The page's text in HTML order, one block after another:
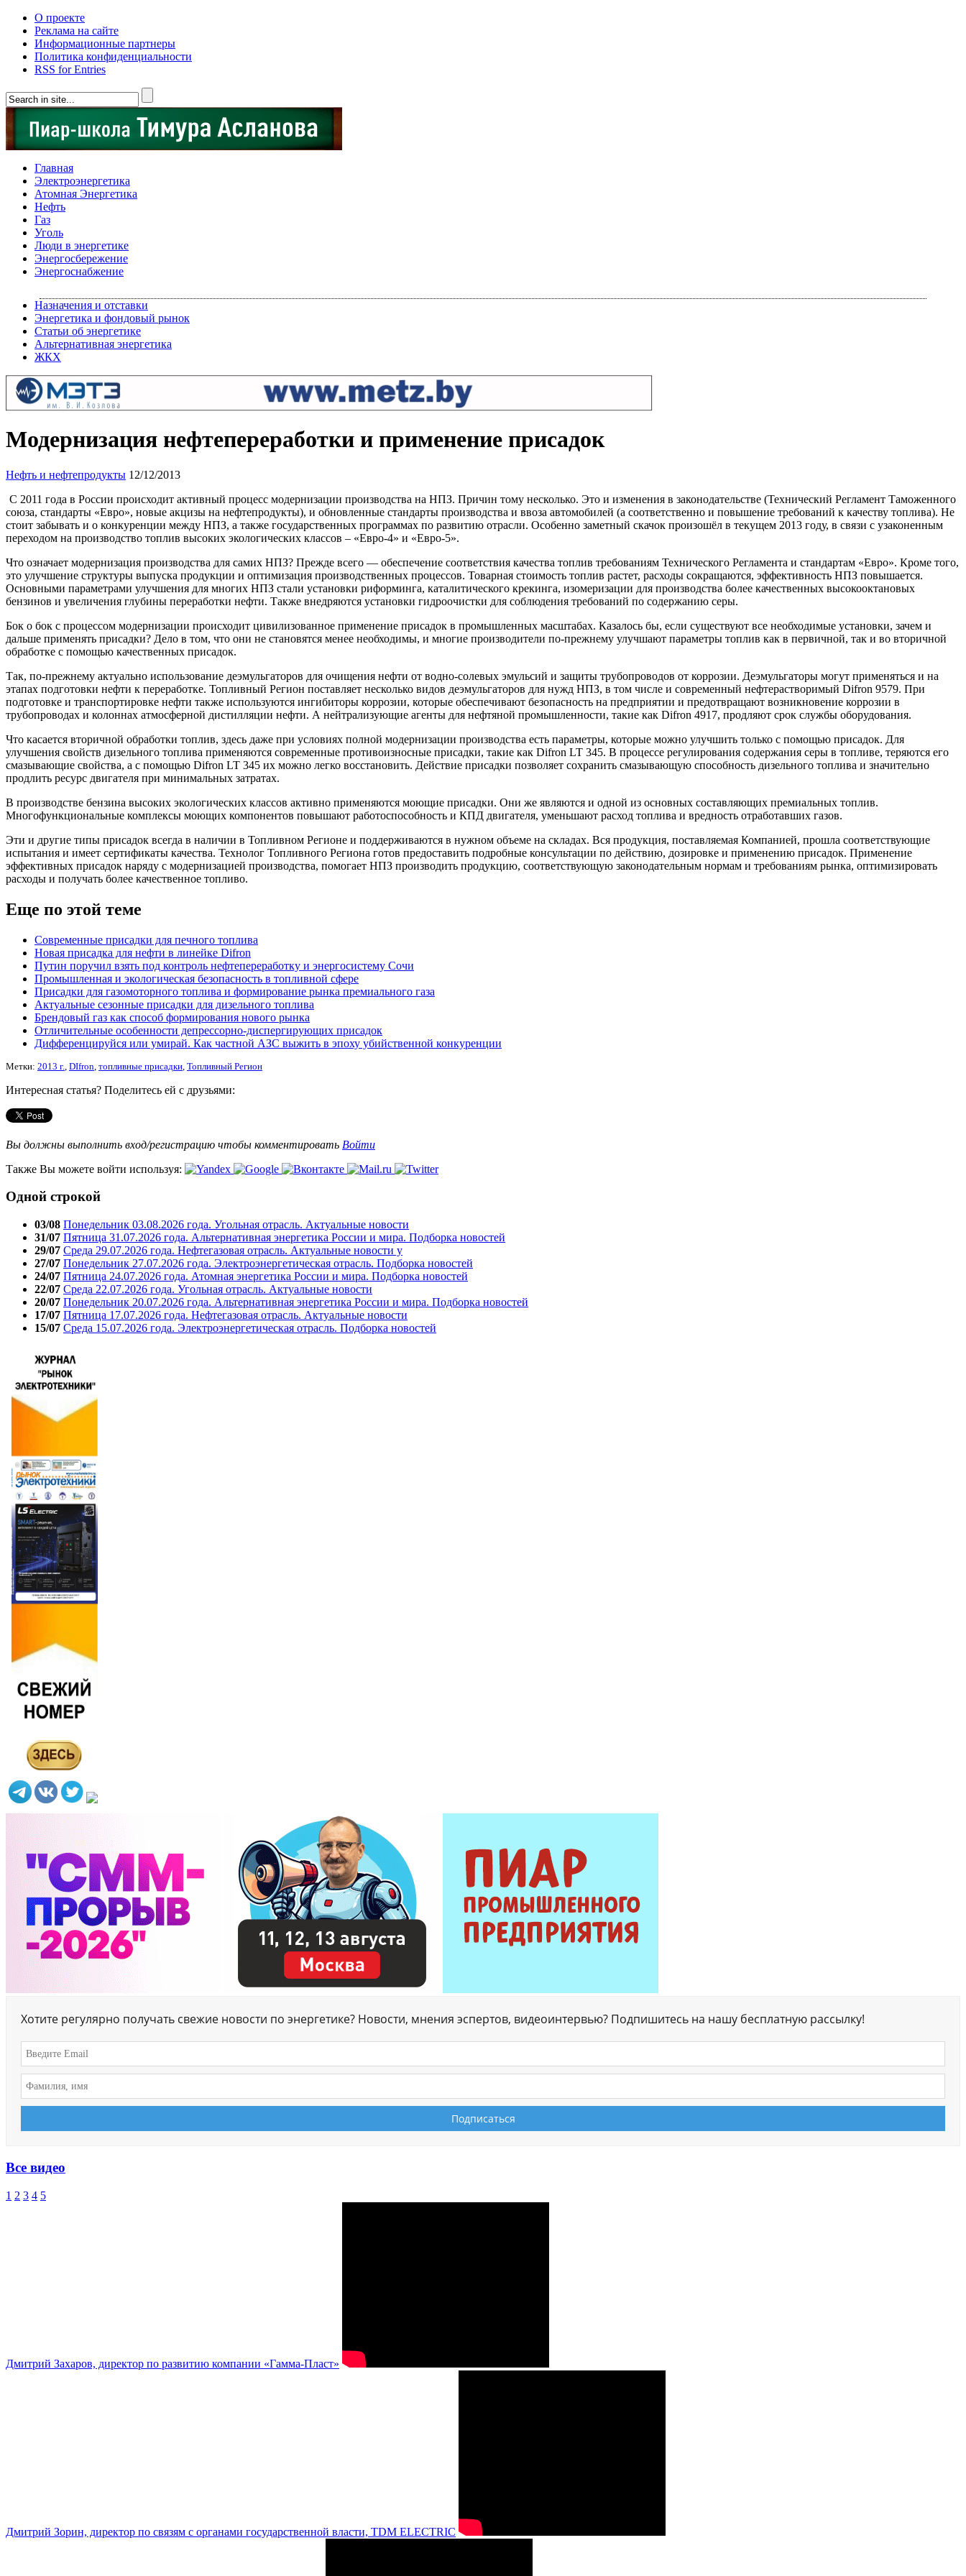
О проекте
Реклама на сайте
Информационные партнеры
Политика конфиденциальности
RSS for Entries
Главная
Электроэнергетика
Атомная Энергетика
Нефть
Газ
Уголь
Люди в энергетике
Энергосбережение
Энергоснабжение
Назначения и отставки
Энергетика и фондовый рынок
Статьи об энергетике
Альтернативная энергетика
ЖКХ
Модернизация нефтепереработки и применение присадок
Нефть и нефтепродукты 12/12/2013
С 2011 года в России происходит активный процесс модернизации производства на НПЗ. Причин тому несколько. Это и изменения в законодательстве (Технический Регламент Таможенного
союза, стандарты «Евро», новые акцизы на нефтепродукты), и обновленные стандарты производства и ввоза автомобилей (а соответственно и повышение требований к качеству топлива). Не
стоит забывать и о конкуренции между НПЗ, а также государственных программах по развитию отрасли. Особенно заметный скачок произошёл в текущем 2013 году, в связи с узаконенным
переходом на производство топлив высоких экологических классов – «Евро-4» и «Евро-5».
Что означает модернизация производства для самих НПЗ? Прежде всего — обеспечение соответствия качества топлив требованиям Технического Регламента и стандартам «Евро». Кроме того,
это улучшение структуры выпуска продукции и оптимизация производственных процессов. Товарная стоимость топлив растет, расходы сокращаются, эффективность НПЗ повышается.
Основными параметрами улучшения для многих НПЗ стали установки риформинга, каталитического крекинга, изомеризации для производства более качественных высокооктановых
бензинов и увеличения глубины переработки нефти. Также внедряются установки гидроочистки для соблюдения требований по содержанию серы.
Бок о бок с процессом модернизации происходит цивилизованное применение присадок в промышленных масштабах. Казалось бы, если существуют все необходимые установки, зачем и
дальше применять присадки? Дело в том, что они не становятся менее необходимы, и многие производители по-прежнему улучшают параметры топлив как в первичной, так и во вторичной
обработке с помощью качественных присадок.
Так, по-прежнему актуально использование деэмульгаторов для очищения нефти от водно-солевых эмульсий и защиты трубопроводов от коррозии. Деэмульгаторы могут применяться и на
этапах подготовки нефти к переработке. Топливный Регион поставляет несколько видов деэмульгаторов для нужд НПЗ, в том числе и современный нефтерастворимый Difron 9579. При
подготовке и транспортировке нефти также используются ингибиторы коррозии, которые обеспечивают безопасность на предприятии и предотвращают возникновение коррозии в
трубопроводах и колоннах атмосферной дистилляции нефти. А нейтрализующие агенты для нефтяной промышленности, такие как Difron 4917, продляют срок службы оборудования.
Что касается вторичной обработки топлив, здесь даже при условиях полной модернизации производства есть параметры, которые можно улучшить только с помощью присадок. Для
улучшения свойств дизельного топлива применяются современные противоизносные присадки, такие как Difron LT 345. В процессе регулирования содержания серы в топливе, теряются его
смазывающие свойства, а с помощью Difron LT 345 их можно легко восстановить. Действие присадки позволяет сохранить смазывающую способность дизельного топлива и значительно
продлить ресурс двигателя при минимальных затратах.
В производстве бензина высоких экологических классов активно применяются моющие присадки. Они же являются и одной из основных составляющих премиальных топлив.
Многофункциональные комплексы моющих компонентов повышают работоспособность и КПД двигателя, уменьшают расход топлива и вредность отработавших газов.
Эти и другие типы присадок всегда в наличии в Топливном Регионе и поддерживаются в нужном объеме на складах. Вся продукция, поставляемая Компанией, прошла соответствующие
испытания и имеет сертификаты качества. Технолог Топливного Региона готов предоставить подробные консультации по действию, дозировке и применению присадок. Применение
эффективных присадок наряду с модернизацией производства, помогает НПЗ производить продукцию, соответствующую законодательным нормам и требованиям рынка, оптимизировать
расходы и получать более качественное топливо.
Еще по этой теме
Современные присадки для печного топлива
Новая присадка для нефти в линейке Difron
Путин поручил взять под контроль нефтепереработку и энергосистему Сочи
Промышленная и экологическая безопасность в топливной сфере
Присадки для газомоторного топлива и формирование рынка премиального газа
Актуальные сезонные присадки для дизельного топлива
Брендовый газ как способ формирования нового рынка
Отличительные особенности депрессорно-диспергирующих присадок
Дифференцируйся или умирай. Как частной АЗС выжить в эпоху убийственной конкуренции
Метки: 2013 г. DIfron топливные присадки Топливный Регион
Интересная статья? Поделитесь ей с друзьями:
Вы должны выполнить вход/регистрацию чтобы комментировать Войти
Также Вы можете войти используя:
Одной строкой
03/08 Понедельник 03.08.2026 года. Угольная отрасль. Актуальные новости
31/07 Пятница 31.07.2026 года. Альтернативная энергетика России и мира. Подборка новостей
29/07 Среда 29.07.2026 года. Нефтегазовая отрасль. Актуальные новости у
27/07 Понедельник 27.07.2026 года. Электроэнергетическая отрасль. Подборка новостей
24/07 Пятница 24.07.2026 года. Атомная энергетика России и мира. Подборка новостей
22/07 Среда 22.07.2026 года. Угольная отрасль. Актуальные новости
20/07 Понедельник 20.07.2026 года. Альтернативная энергетика России и мира. Подборка новостей
17/07 Пятница 17.07.2026 года. Нефтегазовая отрасль. Актуальные новости
15/07 Среда 15.07.2026 года. Электроэнергетическая отрасль. Подборка новостей
Хотите регулярно получать свежие новости по энергетике? Новости, мнения эспертов, видеоинтервью? Подпишитесь на нашу бесплатную рассылку!
Все видео
1 2 3 4 5
Дмитрий Захаров, директор по развитию компании «Гамма-Пласт»
Дмитрий Зорин, директор по связям с органами государственной власти, TDM ELECTRIC